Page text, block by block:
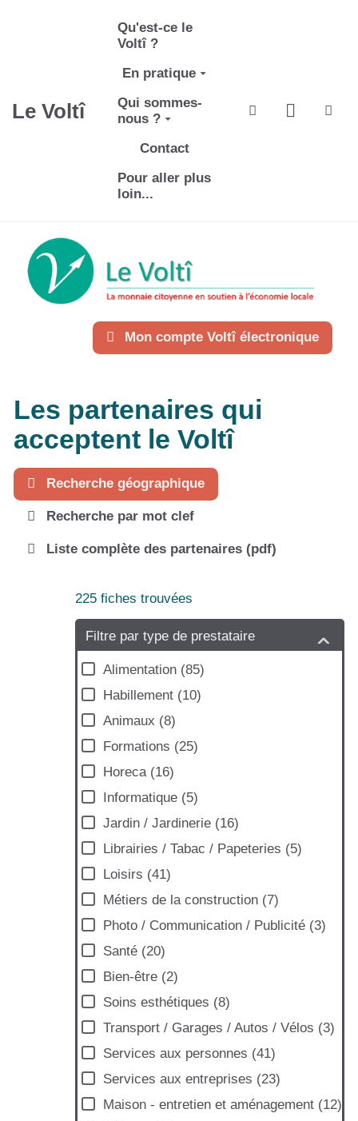
Aller au contenu principal
Le Voltî
Qu'est-ce le
Voltî ?
En pratique
Qui sommes-
nous ?
Contact
Pour aller plus
loin...
Rechercher
Mon compte Voltî électronique
Les partenaires qui
acceptent le Voltî
Recherche géographique
Recherche par mot clef
Liste complète des partenaires (pdf)
225 fiches trouvées
Filtre par type de prestataire
Alimentation (85)
Habillement (10)
Animaux (8)
Formations (25)
Horeca (16)
Informatique (5)
Jardin / Jardinerie (16)
Librairies / Tabac / Papeteries (5)
Loisirs (41)
Métiers de la construction (7)
Photo / Communication / Publicité (3)
Santé (20)
Bien-être (2)
Soins esthétiques (8)
Transport / Garages / Autos / Vélos (3)
Services aux personnes (41)
Services aux entreprises (23)
Maison - entretien et aménagement (12)
+